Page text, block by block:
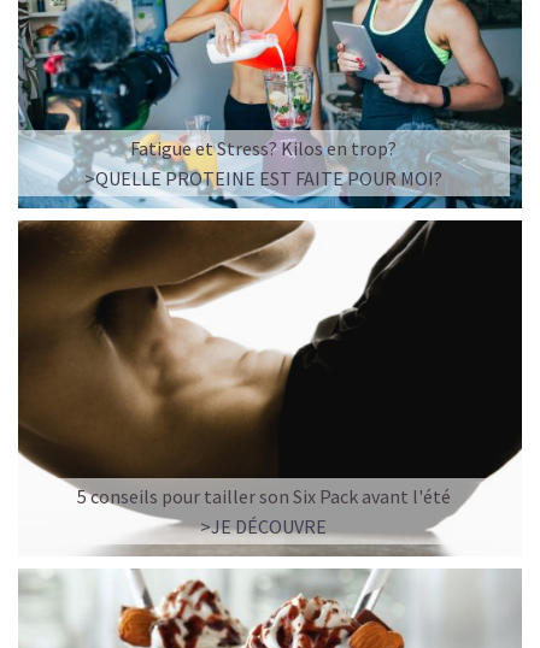
Imaginez un caramel fondant qui se mêle à un café
frappé crémeux, sans sucre raffiné et boosté en
protéines végétales.
C’est la boisson plaisir par excellence — celle qui
réconcilie dessert glacé et nutrition.
Résultat : un corps rassasié, une énergie durable, et zéro
fringale. Pour les gourmands qui veulent se faire plaisir
sans sacrifier leurs objectifs.
Découvrir le Café frappé au Caramel Protéiné
🍫 MOCHA GLACÉ PROTÉINÉ
Fatigue et Stress? Kilos en trop?
>QUELLE PROTEINE EST FAITE POUR MOI?
5 conseils pour tailler son Six Pack avant l'été
>JE DÉCOUVRE